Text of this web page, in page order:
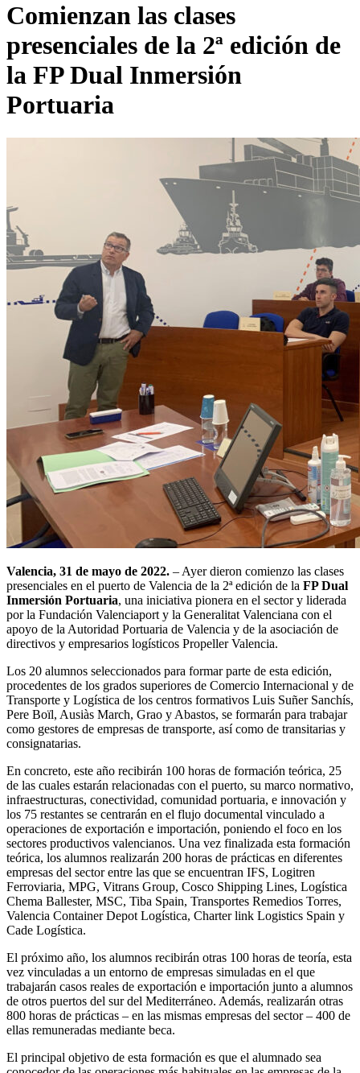
Comienzan las clases
presenciales de la 2ª edición de
la FP Dual Inmersión
Portuaria
Valencia, 31 de mayo de 2022. – Ayer dieron comienzo las clases
presenciales en el puerto de Valencia de la 2ª edición de la FP Dual
Inmersión Portuaria, una iniciativa pionera en el sector y liderada
por la Fundación Valenciaport y la Generalitat Valenciana con el
apoyo de la Autoridad Portuaria de Valencia y de la asociación de
directivos y empresarios logísticos Propeller Valencia.
Los 20 alumnos seleccionados para formar parte de esta edición,
procedentes de los grados superiores de Comercio Internacional y de
Transporte y Logística de los centros formativos Luis Suñer Sanchís,
Pere Boïl, Ausiàs March, Grao y Abastos, se formarán para trabajar
como gestores de empresas de transporte, así como de transitarias y
consignatarias.
En concreto, este año recibirán 100 horas de formación teórica, 25
de las cuales estarán relacionadas con el puerto, su marco normativo,
infraestructuras, conectividad, comunidad portuaria, e innovación y
los 75 restantes se centrarán en el flujo documental vinculado a
operaciones de exportación e importación, poniendo el foco en los
sectores productivos valencianos. Una vez finalizada esta formación
teórica, los alumnos realizarán 200 horas de prácticas en diferentes
empresas del sector entre las que se encuentran IFS, Logitren
Ferroviaria, MPG, Vitrans Group, Cosco Shipping Lines, Logística
Chema Ballester, MSC, Tiba Spain, Transportes Remedios Torres,
Valencia Container Depot Logística, Charter link Logistics Spain y
Cade Logística.
El próximo año, los alumnos recibirán otras 100 horas de teoría, esta
vez vinculadas a un entorno de empresas simuladas en el que
trabajarán casos reales de exportación e importación junto a alumnos
de otros puertos del sur del Mediterráneo. Además, realizarán otras
800 horas de prácticas – en las mismas empresas del sector – 400 de
ellas remuneradas mediante beca.
El principal objetivo de esta formación es que el alumnado sea